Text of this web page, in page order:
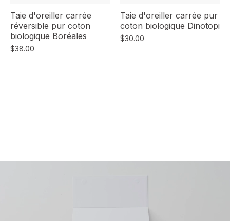
Taie d'oreiller carrée
réversible pur coton
biologique Boréales
$38.00
Taie d'oreiller carrée pur
coton biologique Dinotopi
$30.00